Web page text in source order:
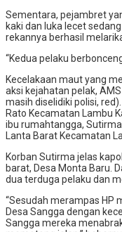
Sementara, pejambret
kaki dan luka lecet
rekannya berhasil
“Kedua pelaku
Kecelakaan maut yang
aksi kejahatan pelak,
masih diselidiki polisi,
Rato Kecamatan Lambu
ibu rumahtangga,
Lanta Barat Kecamatan
Korban Sutirma jelas
barat, Desa Monta Baru.
dua terduga pelaku dan
“Sesudah merampas HP
Desa Sangga dengan
Sangga mereka